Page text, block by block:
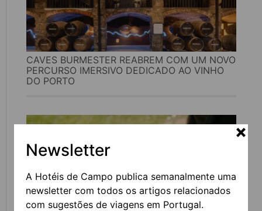
Newsletter
A Hotéis de Campo publica semanalmente uma
newsletter com todos os artigos relacionados
com sugestões de viagens em Portugal.
CAVES BURMESTER REABREM COM UM NOVO
PERCURSO IMERSIVO DEDICADO AO VINHO
DO PORTO